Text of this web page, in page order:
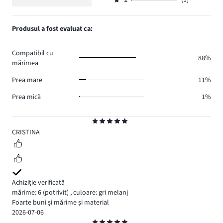
5
CRISTINA
Achiziție verificată
mărime: 6 (potrivit) ,culoare: gri melanj
Foarte buni și mărime și material
2026-07-06
82.
4.
2,
Evaluare
1,
Produsul a fost evaluat ca:
Compatibil cu
mărimea
88%
Prea mare
11%
Prea mică
1%